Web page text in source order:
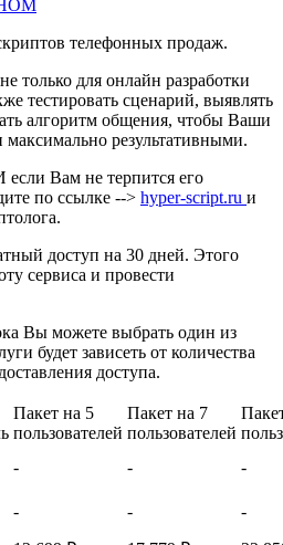
телефонных продаж.
только для онлайн разработки
тестировать сценарий, выявлять
алгоритм общения, чтобы Ваши
результативными.
если Вам не терпится его
по ссылке --> hyper-script.ru и
доступ на 30 дней. Этого
сервиса и провести
Вы можете выбрать один из
будет зависеть от количества
доступа.
Пакет на 5
пользователей
Пакет на 7
пользователей
- -
-
- -
-